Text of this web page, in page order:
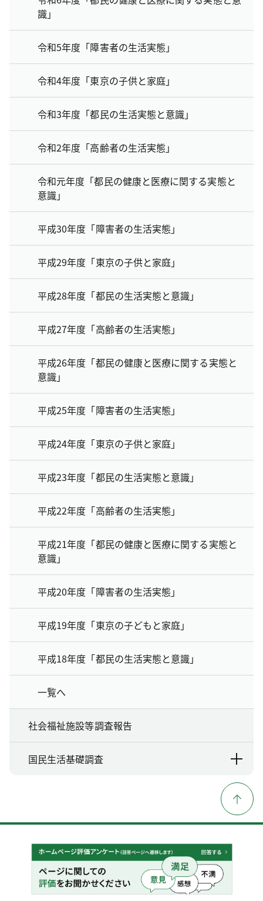
識」
令和5年度「障害者の生活実態」
令和4年度「東京の子供と家庭」
令和3年度「都民の生活実態と意識」
令和2年度「高齢者の生活実態」
令和元年度「都民の健康と医療に関する実態と
意識」
平成30年度「障害者の生活実態」
平成29年度「東京の子供と家庭」
平成28年度「都民の生活実態と意識」
平成27年度「高齢者の生活実態」
平成26年度「都民の健康と医療に関する実態と
意識」
平成25年度「障害者の生活実態」
平成24年度「東京の子供と家庭」
平成23年度「都民の生活実態と意識」
平成22年度「高齢者の生活実態」
平成21年度「都民の健康と医療に関する実態と
意識」
平成20年度「障害者の生活実態」
平成19年度「東京の子どもと家庭」
平成18年度「都民の生活実態と意識」
一覧へ
社会福祉施設等調査報告
国民生活基礎調査